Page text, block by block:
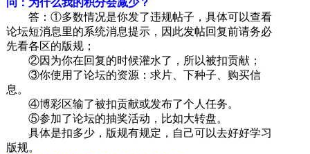
答：①多数情况是你发了违规帖子，具体可以查看
论坛短消息里的系统消息提示，因此发帖回复前请务必
先看各区的版规；
②因为你在回复的时候灌水了，所以被扣贡献；
③你使用了论坛的资源：求片、下种子、购买信
息。
④博彩区输了被扣贡献或发布了个人任务。
⑤参加了论坛的抽奖活动，比如大转盘。
具体是扣多少，版规有规定，自己可以去好好学习
版规。